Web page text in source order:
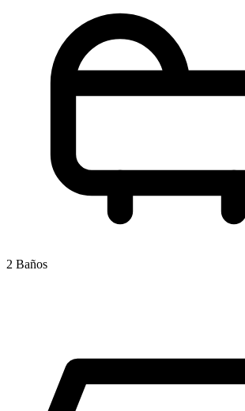
2 Baños